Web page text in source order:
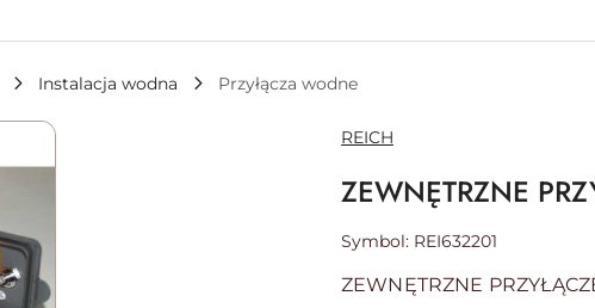
Instalacja wodna Przyłącza wodne
NAZWA
PRODUCENTA:
REICH
ZEWNĘTRZNE
Symbol: REI632201
ZEWNĘTRZNE